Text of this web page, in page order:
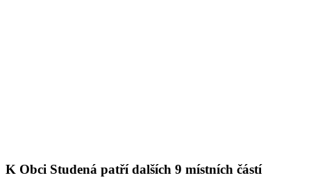
K Obci Studená patří dalších 9 místních částí